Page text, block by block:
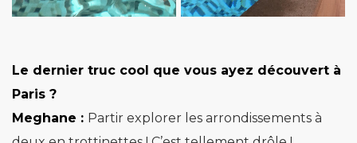
Le dernier truc cool que vous ayez découvert à
Paris ?
Meghane : Partir explorer les arrondissements à